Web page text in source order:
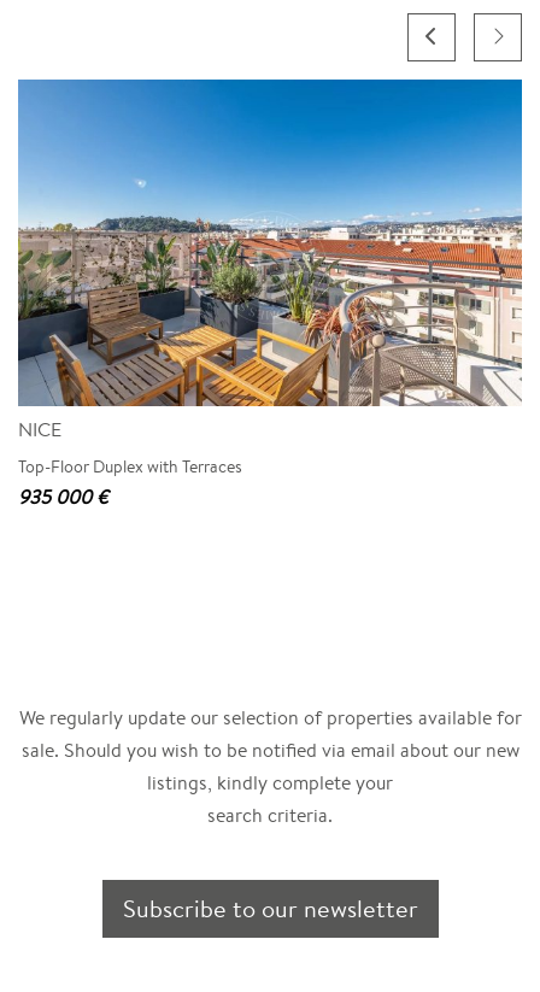
NICE
Top-Floor Duplex with Terraces
935 000 €
We regularly update our selection of properties available for
sale. Should you wish to be notified via email about our new
listings, kindly complete your
search criteria.
Subscribe to our newsletter